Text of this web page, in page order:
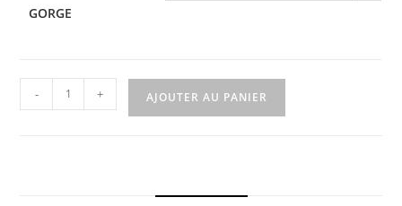
GORGE
quantité
de
- + AJOUTER AU PANIER